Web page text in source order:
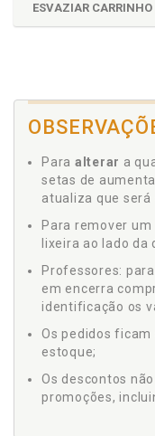
ESVAZIAR CARRINHO
Para alterar a
setas de
atualiza que será
Para remover
lixeira ao lado da
Professores:
em encerra
identificação os
Os pedidos
estoque;
Os descontos
promoções,